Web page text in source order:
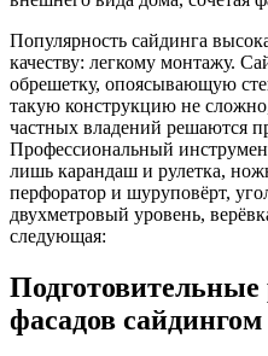
Популярность сайдинга
качеству: легкому монтажу.
обрешетку, опоясывающую
такую конструкцию не
частных владений решаются
Профессиональный
лишь карандаш и рулетка,
перфоратор и шуруповёрт,
двухметровый уровень,
следующая:
Подготовительные
фасадов сайдингом